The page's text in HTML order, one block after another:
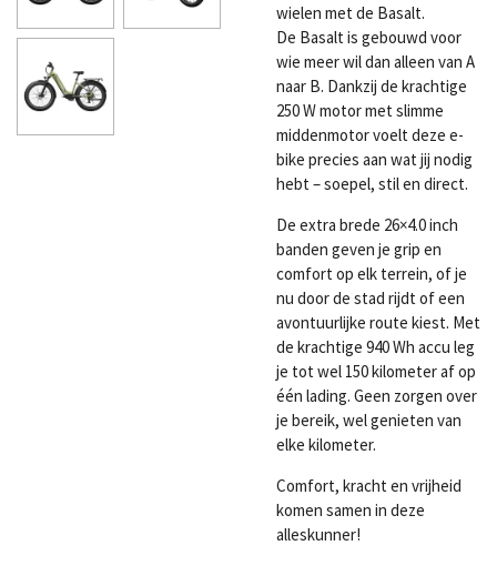
wielen met de Basalt.
De Basalt is gebouwd voor
wie meer wil dan alleen van A
naar B. Dankzij de krachtige
250 W motor met slimme
middenmotor voelt deze e-
bike precies aan wat jij nodig
hebt – soepel, stil en direct.
De extra brede 26×4.0 inch
banden geven je grip en
comfort op elk terrein, of je
nu door de stad rijdt of een
avontuurlijke route kiest. Met
de krachtige 940 Wh accu leg
je tot wel 150 kilometer af op
één lading. Geen zorgen over
je bereik, wel genieten van
elke kilometer.
Comfort, kracht en vrijheid
komen samen in deze
alleskunner!